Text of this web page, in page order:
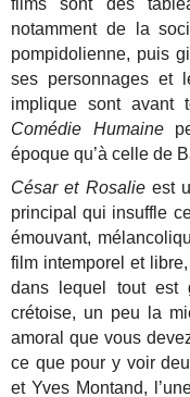
notamment de la
pompidolienne, puis
ses personnages et
implique sont avant
Comédie Humaine
époque qu’à celle de
César et Rosalieest
principal qui insuffle
émouvant,
film intemporel et
dans lequel tout est
crétoise, un peu la
amoral que vous
ce que pour y voir
et Yves Montand,